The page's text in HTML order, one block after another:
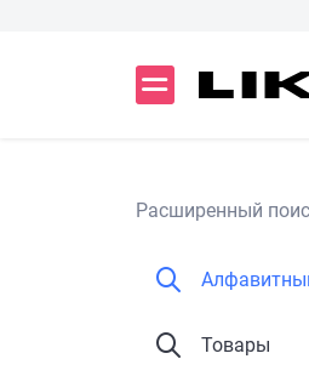
Расширенный
Товары